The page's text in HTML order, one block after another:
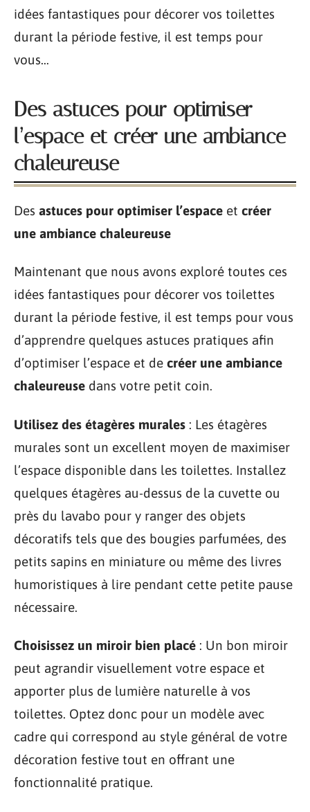
idées fantastiques pour décorer vos toilettes
durant la période festive, il est temps pour
vous…
Des astuces pour optimiser
l’espace et créer une ambiance
chaleureuse
Des astuces pour optimiser l’espace et créer
une ambiance chaleureuse
Maintenant que nous avons exploré toutes ces
idées fantastiques pour décorer vos toilettes
durant la période festive, il est temps pour vous
d’apprendre quelques astuces pratiques afin
d’optimiser l’espace et de créer une ambiance
chaleureuse dans votre petit coin.
Utilisez des étagères murales : Les étagères
murales sont un excellent moyen de maximiser
l’espace disponible dans les toilettes. Installez
quelques étagères au-dessus de la cuvette ou
près du lavabo pour y ranger des objets
décoratifs tels que des bougies parfumées, des
petits sapins en miniature ou même des livres
humoristiques à lire pendant cette petite pause
nécessaire.
Choisissez un miroir bien placé : Un bon miroir
peut agrandir visuellement votre espace et
apporter plus de lumière naturelle à vos
toilettes. Optez donc pour un modèle avec
cadre qui correspond au style général de votre
décoration festive tout en offrant une
fonctionnalité pratique.